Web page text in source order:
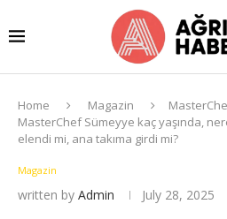
Home Magazin
MasterChef Sümeyye kaç yaşında,
elendi mi, ana takıma girdi mi?
Magazin
written by Admin July 28, 2025